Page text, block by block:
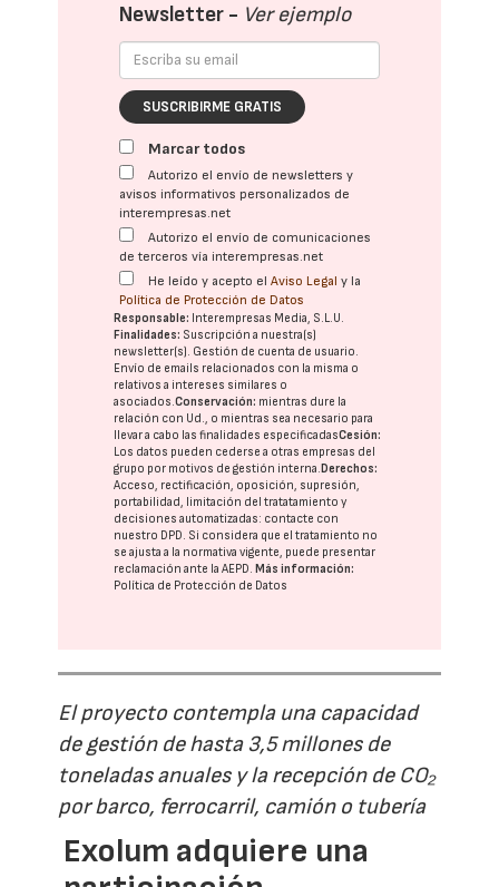
Newsletter - Ver ejemplo
SUSCRIBIRME GRATIS
Marcar todos
Autorizo el envío de newsletters y
avisos informativos personalizados de
interempresas.net
Autorizo el envío de comunicaciones
de terceros vía interempresas.net
He leído y acepto elAviso Legal y la
Política de Protección de Datos
Responsable: Interempresas Media, S.L.U.
Finalidades: Suscripción a nuestra(s)
newsletter(s). Gestión de cuenta de usuario.
Envío de emails relacionados con la misma o
relativos a intereses similares o
asociados.Conservación: mientras dure la
relación con Ud., o mientras sea necesario para
llevar a cabo las finalidades especificadasCesión:
Los datos pueden cederse a otras empresas del
grupo por motivos de gestión interna.Derechos:
Acceso, rectificación, oposición, supresión,
portabilidad, limitación del tratatamiento y
decisiones automatizadas: contacte con
nuestro DPD. Si considera que el tratamiento no
se ajusta a la normativa vigente, puede presentar
reclamación ante laAEPD.Más información:
Política de Protección de Datos
El proyecto contempla una capacidad
de gestión de hasta 3,5 millones de
toneladas anuales y la recepción de CO₂
por barco, ferrocarril, camión o tubería
Exolum adquiere una